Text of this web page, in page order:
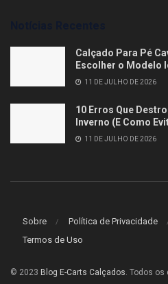
Calçado Para Pé
Escolher o Modelo
11 DE JULHO DE 2026
10 Erros Que
Inverno (E Como
11 DE JULHO DE 2026
Sobre Política de Privacidade
Termos de Uso
© 2023 Blog E-Carts Calçados. Todos os